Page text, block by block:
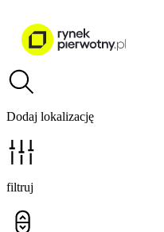
Dodaj lokalizację
filtruj